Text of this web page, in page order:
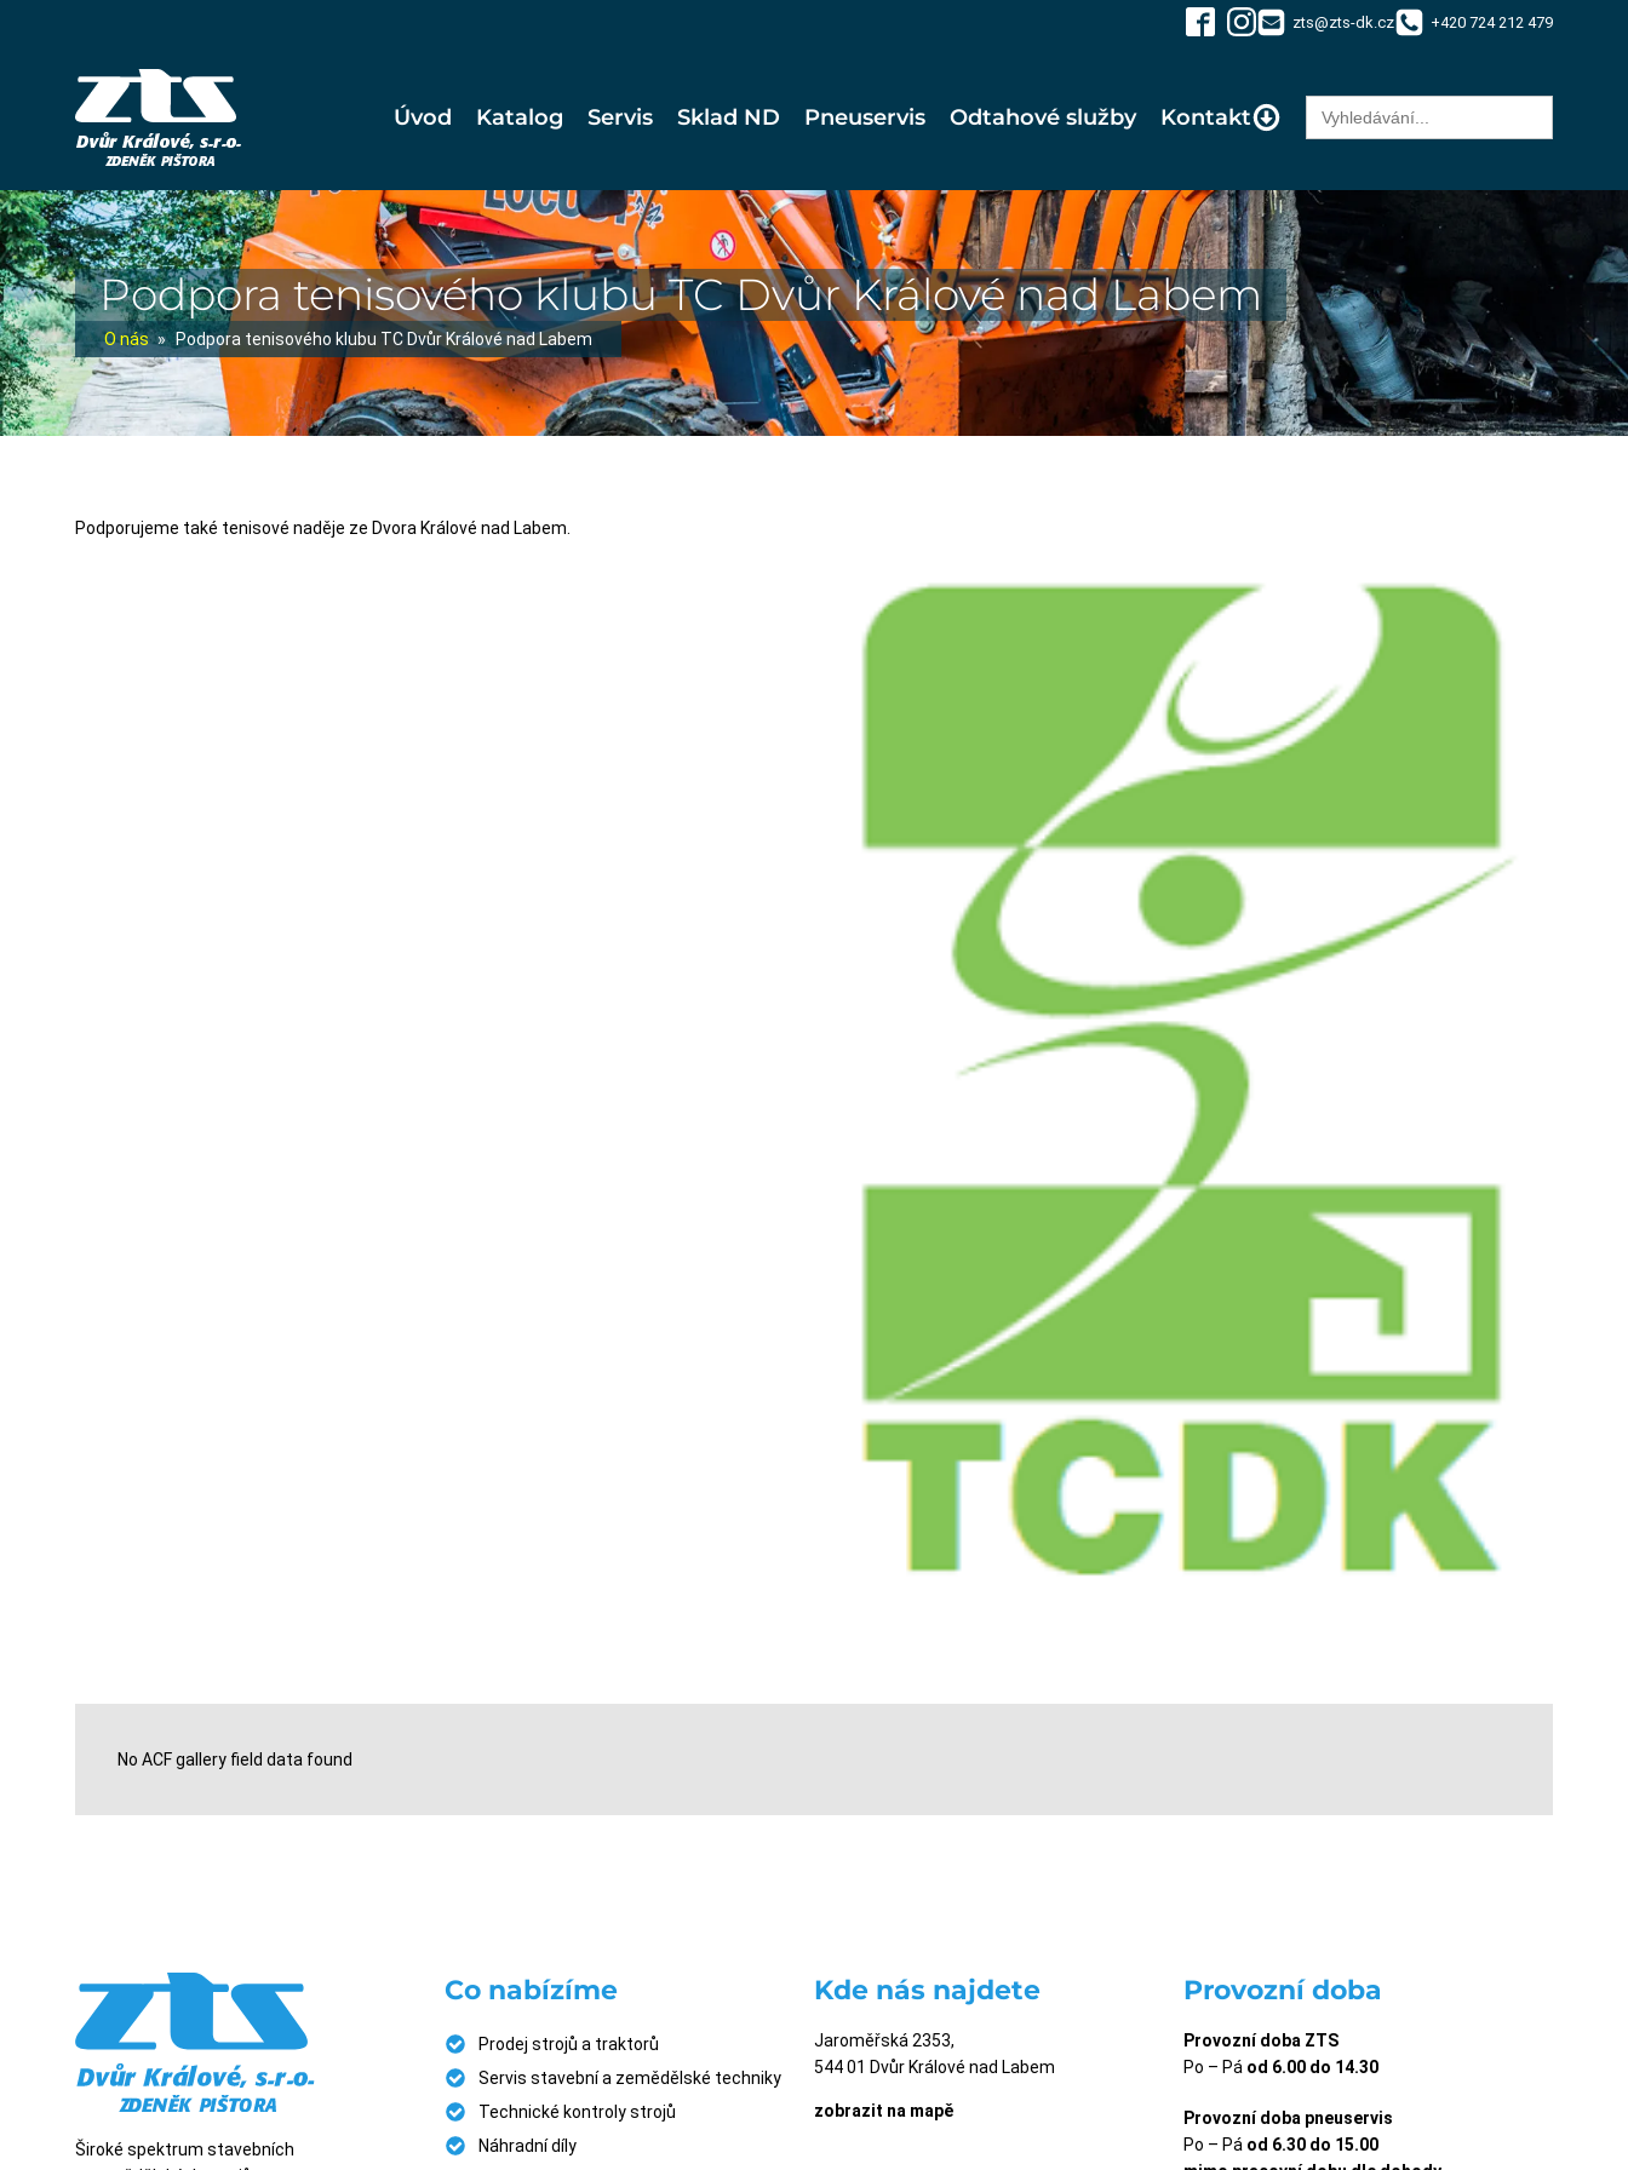
zts@zts-dk.cz +420 724 212 479
Úvod Katalog Servis Sklad ND Pneuservis Odtahové služby Kontakt
Search
for:
Podpora tenisového klubu TC Dvůr Králové nad Labem
O nás » Podpora tenisového klubu TC Dvůr Králové nad Labem
Podporujeme také tenisové naděje ze Dvora Králové nad Labem.
No ACF gallery field data found
Široké spektrum stavebních
Co nabízíme
Prodej strojů a traktorů
Servis stavební a zemědělské techniky
Technické kontroly strojů
Náhradní díly
Kde nás najdete
Jaroměřská 2353,
544 01 Dvůr Králové nad Labem
zobrazit na mapě
Provozní doba
Provozní doba ZTS
Po – Pá od 6.00 do 14.30
Provozní doba pneuservis
Po – Pá od 6.30 do 15.00